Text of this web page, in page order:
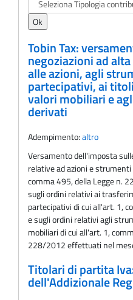
Tobin Tax:
negoziazioni ad
alle azioni, agli
partecipativi, ai
valori mobiliari e
derivati
Adempimento:altro
Versamento dell'imposta
relative ad azioni e
comma 495, della Legge n.
sugli ordini relativi ai
partecipativi di cui all'art. 1,
e sugli ordini relativi agli
mobiliari di cui all'art. 1,
228/2012 effettuati nel
Titolari di partita
dell'Addizionale